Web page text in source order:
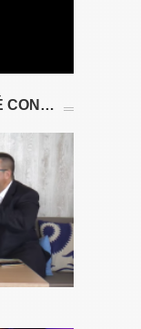
CON…